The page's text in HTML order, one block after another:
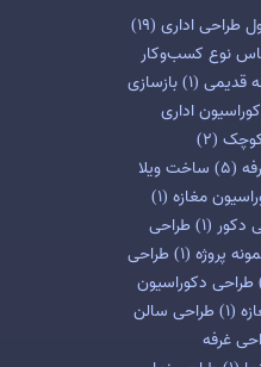
طراحی اداری(19)
نوع کسب‌وکار
قدیمی(1) بازسازی
اداری
کوچک(2)
(5)
ساخت ویلا
مغازه(1)
دکور(1)
طراحی
(1)
طراحی
طراحی دکوراسیون
(1)
طراحی سالن
غرفه